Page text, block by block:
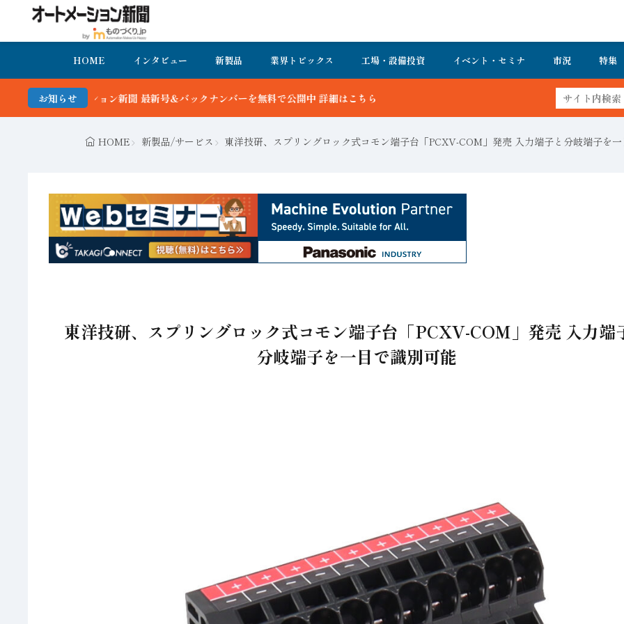
HOME インタビュー 新製品 業界トピックス 工場・設備投資 イベント・セミナ 市況 特集
お知らせ
新号＆バックナンバーを無料で公開中 詳細はこちら
HOME 新製品/サービス 東洋技研、スプリングロック式コモン端子台「PCXV-COM」発売 入力端子と分岐端子を
東洋技研、スプリングロック式コモン端子台「PCXV-COM」発売 入力端
分岐端子を一目で識別可能